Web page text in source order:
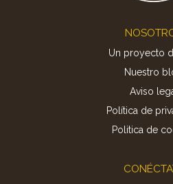
Un proyecto
Nuestro
Aviso
Política de
Politica de